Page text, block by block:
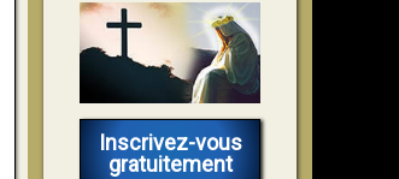
Inscrivez-vous
gratuitement